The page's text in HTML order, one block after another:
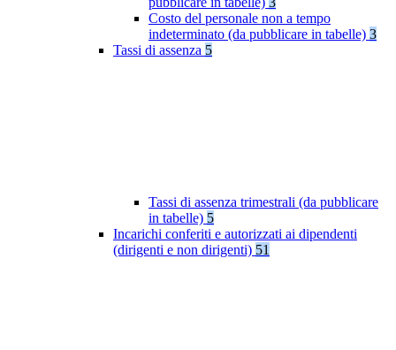
Costo del personale non a tempo
indeterminato (da pubblicare in tabelle) 3
Tassi di assenza 5
Tassi di assenza trimestrali (da pubblicare
in tabelle) 5
Incarichi conferiti e autorizzati ai dipendenti
(dirigenti e non dirigenti) 51